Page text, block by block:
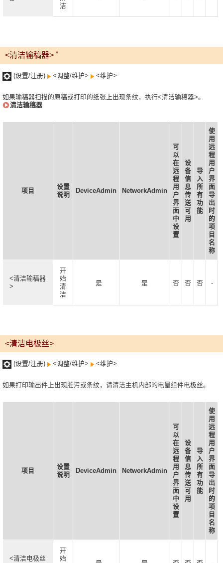
洁
<清洁输稿器> *
(设置/注册) <调整/维护> <维护>
如果输稿器扫描的原稿或打印的纸张上出现条纹，执行<清洁输稿器>。
清洁输稿器
项目
设置
说明
DeviceAdmin NetworkAdmin
可
以
在
远
程
用
户
界
面
中
设
置
设
备
信
息
传
送
可
用
导
入
所
有
功
能
使
用
远
程
用
户
界
面
导
出
时
的
项
目
名
称
<清洁输稿器
>
开
始
清
洁
是 是 否 否 否 -
<清洁电极丝>
(设置/注册) <调整/维护> <维护>
如果打印输出件上出现脏污或条纹，请清洁主机内部的电晕组件电极丝。
项目
设置
说明
DeviceAdmin NetworkAdmin
可
以
在
远
程
用
户
界
面
中
设
置
设
备
信
息
传
送
可
用
导
入
所
有
功
能
使
用
远
程
用
户
界
面
导
出
时
的
项
目
名
称
<清洁电极丝
开
始